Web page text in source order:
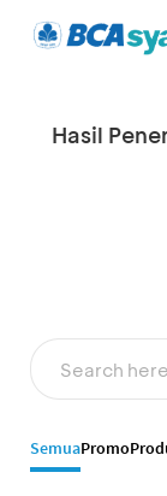
Hasil
SemuaPromo